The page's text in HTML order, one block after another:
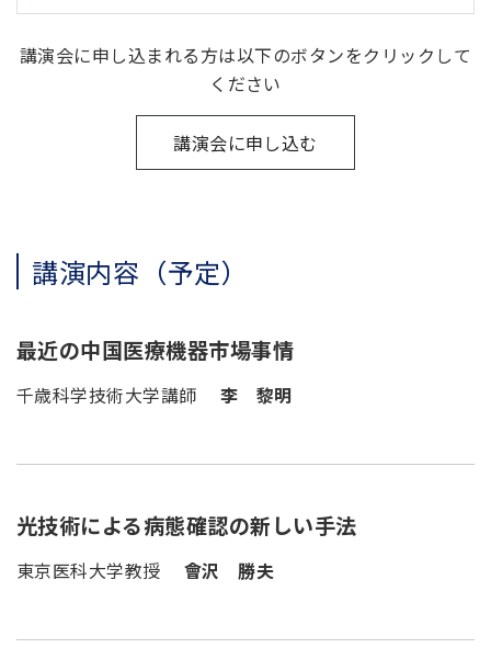
講演会に申し込まれる方は以下のボタンをクリックして
ください
講演会に申し込む
講演内容（予定）
最近の中国医療機器市場事情
千歳科学技術大学講師 李 黎明
光技術による病態確認の新しい手法
東京医科大学教授 會沢 勝夫